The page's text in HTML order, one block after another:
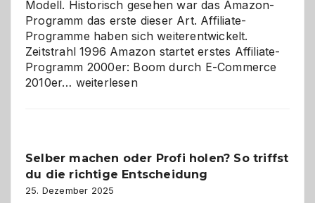
Modell. Historisch gesehen war das Amazon-
Programm das erste dieser Art. Affiliate-
Programme haben sich weiterentwickelt.
Zeitstrahl 1996 Amazon startet erstes Affiliate-
Programm 2000er: Boom durch E-Commerce
2010er… Affiliate-
Herausforderungen
und
Zukunft
weiterlesen
Selber machen oder Profi holen? So triffst
du die richtige Entscheidung
25. Dezember 2025